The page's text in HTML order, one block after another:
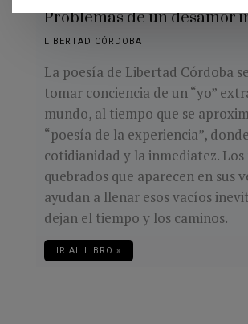
Problemas de un desamor
LIBERTAD CÓRDOBA
La poesía de Libertad Córdoba
tomar conciencia de un “yo”
mundo, al tiempo que se
“poesía de la experiencia”,
cotidianidad y la inmediatez.
quebrados que aparecen en sus
ayudan a llenar esos vacíos
dejan el tiempo y los caminos.
IR AL LIBRO »